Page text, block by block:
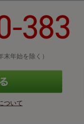
年始を除く）
ついて